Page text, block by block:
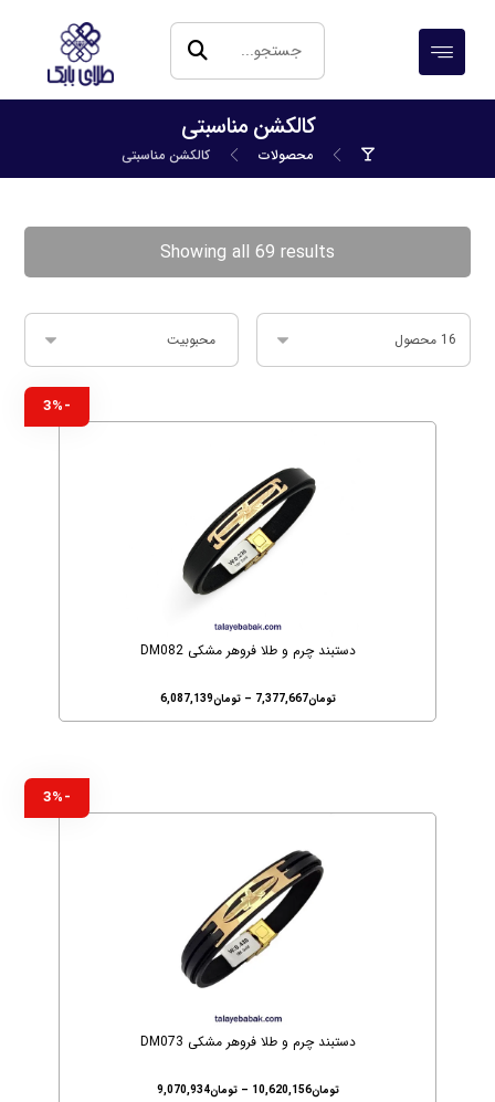
کالکشن مناسبتی
محصولات کالکشن مناسبتی
Showing all 69 results
-3%
دستبند چرم و طلا فروهر مشکی DM082
تومان7,377,667
– تومان6,087,139
-3%
دستبند چرم و طلا فروهر مشکی DM073
تومان10,620,156
– تومان9,070,934